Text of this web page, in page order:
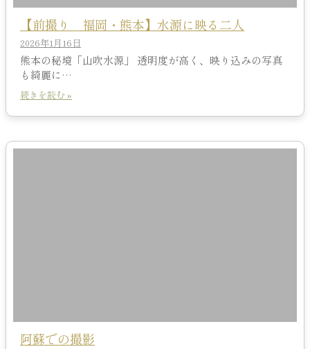
【前撮り 福岡・熊本】水源に映る二人
2026年1月16日
熊本の秘境「山吹水源」 透明度が高く、映り込みの写真
も綺麗に…
続きを読む »
阿蘇での撮影